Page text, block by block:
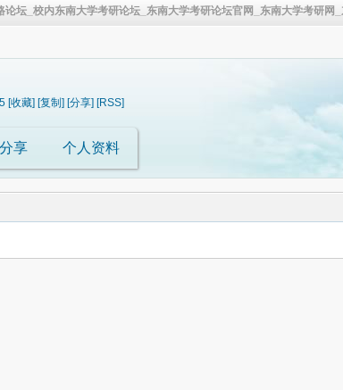
坛_校内东南大学考研论坛_东南大学考研论坛官网_东南大学考研
[收藏] [复制] [分享] [RSS]
分享 个人资料